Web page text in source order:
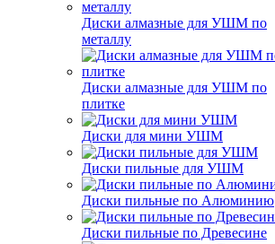
Диски алмазные для УШМ по
металлу
Диски алмазные для УШМ по
плитке
Диски для мини УШМ
Диски пильные для УШМ
Диски пильные по Алюминию
Диски пильные по Древесине